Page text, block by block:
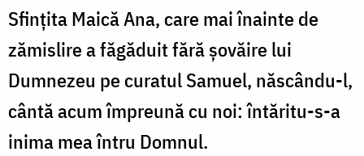
Sfinţita Maică Ana, care mai înainte de
zămislire a făgăduit fără şovăire lui
Dumnezeu pe curatul Samuel, născându-l,
cântă acum împreună cu noi: întăritu-s-a
inima mea întru Domnul.